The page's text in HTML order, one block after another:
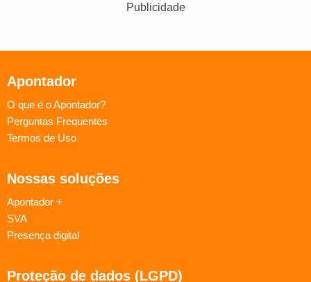
Publicidade
Apontador
O que é o Apontador?
Perguntas Frequentes
Termos de Uso
Nossas soluções
Apontador +
SVA
Presença digital
Proteção de dados (LGPD)